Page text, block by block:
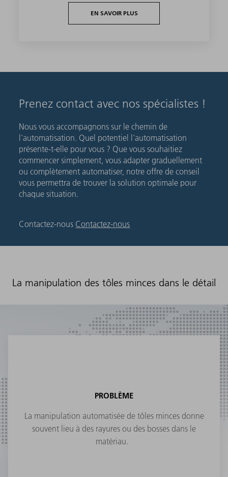
EN SAVOIR PLUS
Prenez contact avec nos spécialistes !
Nous vous accompagnons sur le chemin de
l'automatisation. Quel potentiel l'automatisation
présente-t-elle pour vous ? Que vous souhaitiez
commencer simplement, vous adapter graduellement
ou complètement automatiser, notre offre de conseil
vous permettra de trouver la solution optimale pour
chaque situation.
Contactez-nous Contactez-nous
La manipulation des tôles minces dans le détail
PROBLÈME
La manipulation automatisée de tôles minces donne
souvent lieu à des rayures ou des bosses dans le
matériau.